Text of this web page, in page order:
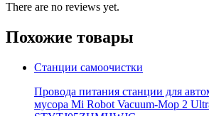
There are no reviews yet.
Похожие товары
Станции самоочистки
Провода питания станции для
мусора Mi Robot Vacuum-Mop 2